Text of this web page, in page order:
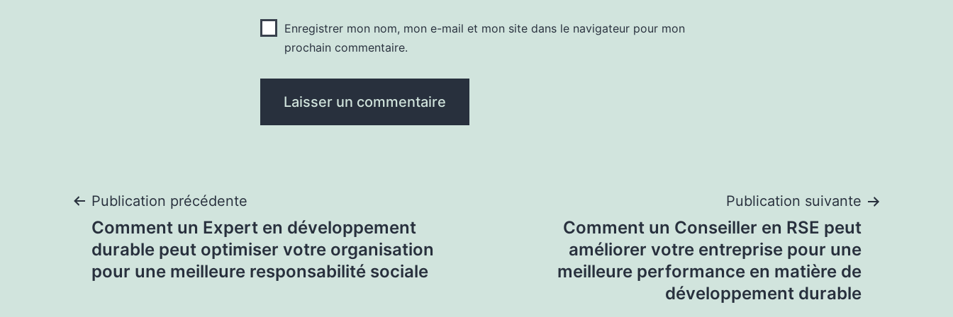
Enregistrer mon nom, mon e-mail et mon site dans le navigateur pour mon
prochain commentaire.
Navigation
de
Publication précédente
Comment un Expert en développement
durable peut optimiser votre organisation
pour une meilleure responsabilité sociale
Publication suivante
Comment un Conseiller en RSE peut
améliorer votre entreprise pour une
meilleure performance en matière de
développement durable